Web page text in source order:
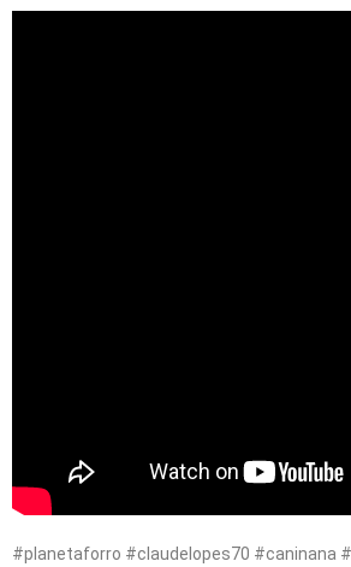
#planetaforro #claudelopes70 #caninana